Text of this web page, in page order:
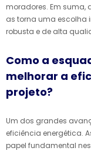
moradores. Em
as torna uma escolha
robusta e de alta
Como a
melhorar a
projeto?
Um dos grandes
eficiência energética.
papel fundamental